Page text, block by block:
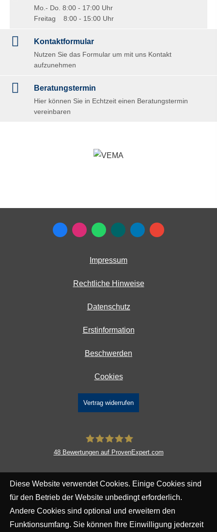
Mo.- Do. 8:00 - 17:00 Uhr
Freitag 8:00 - 15:00 Uhr
Kontaktformular
Nutzen Sie das Formular um mit uns Kontakt
aufzunehmen
Beratungstermin
Hier können Sie in Echtzeit einen Beratungstermin
vereinbaren
Impressum
Rechtliche Hinweise
Datenschutz
Erstinformation
Beschwerden
Cookies
Vertrag widerrufen
48Bewertungen auf ProvenExpert.com
Diese Website verwendet Cookies. Einige Cookies sind
für den Betrieb der Website unbedingt erforderlich.
Andere Cookies sind optional und erweitern den
Funktionsumfang. Sie können Ihre Einwilligung jederzeit